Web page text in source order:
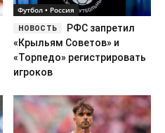
Футбол • Россия
РФС запретил
«Крыльям Советов» и
«Торпедо» регистрировать
игроков